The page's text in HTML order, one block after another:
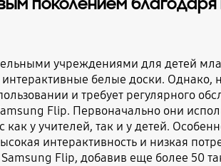
учреждениями для детей
белые доски. Однако,
и требует регулярного
Flip. Первоначально они
у учителей, так и у детей.
интерактивность и низкая
Flip, добавив еще более 50